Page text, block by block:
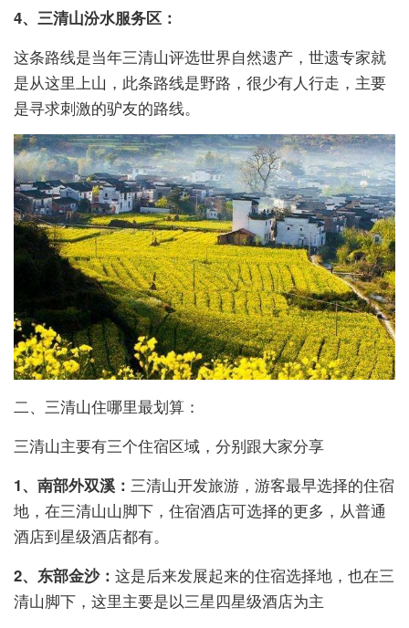
4、三清山汾水服务区：
这条路线是当年三清山评选世界自然遗产，世遗专家就
是从这里上山，此条路线是野路，很少有人行走，主要
是寻求刺激的驴友的路线。
二、三清山住哪里最划算：
三清山主要有三个住宿区域，分别跟大家分享
1、南部外双溪： 三清山开发旅游，游客最早选择的住宿
地，在三清山山脚下，住宿酒店可选择的更多，从普通
酒店到星级酒店都有。
2、东部金沙： 这是后来发展起来的住宿选择地，也在三
清山脚下，这里主要是以三星四星级酒店为主